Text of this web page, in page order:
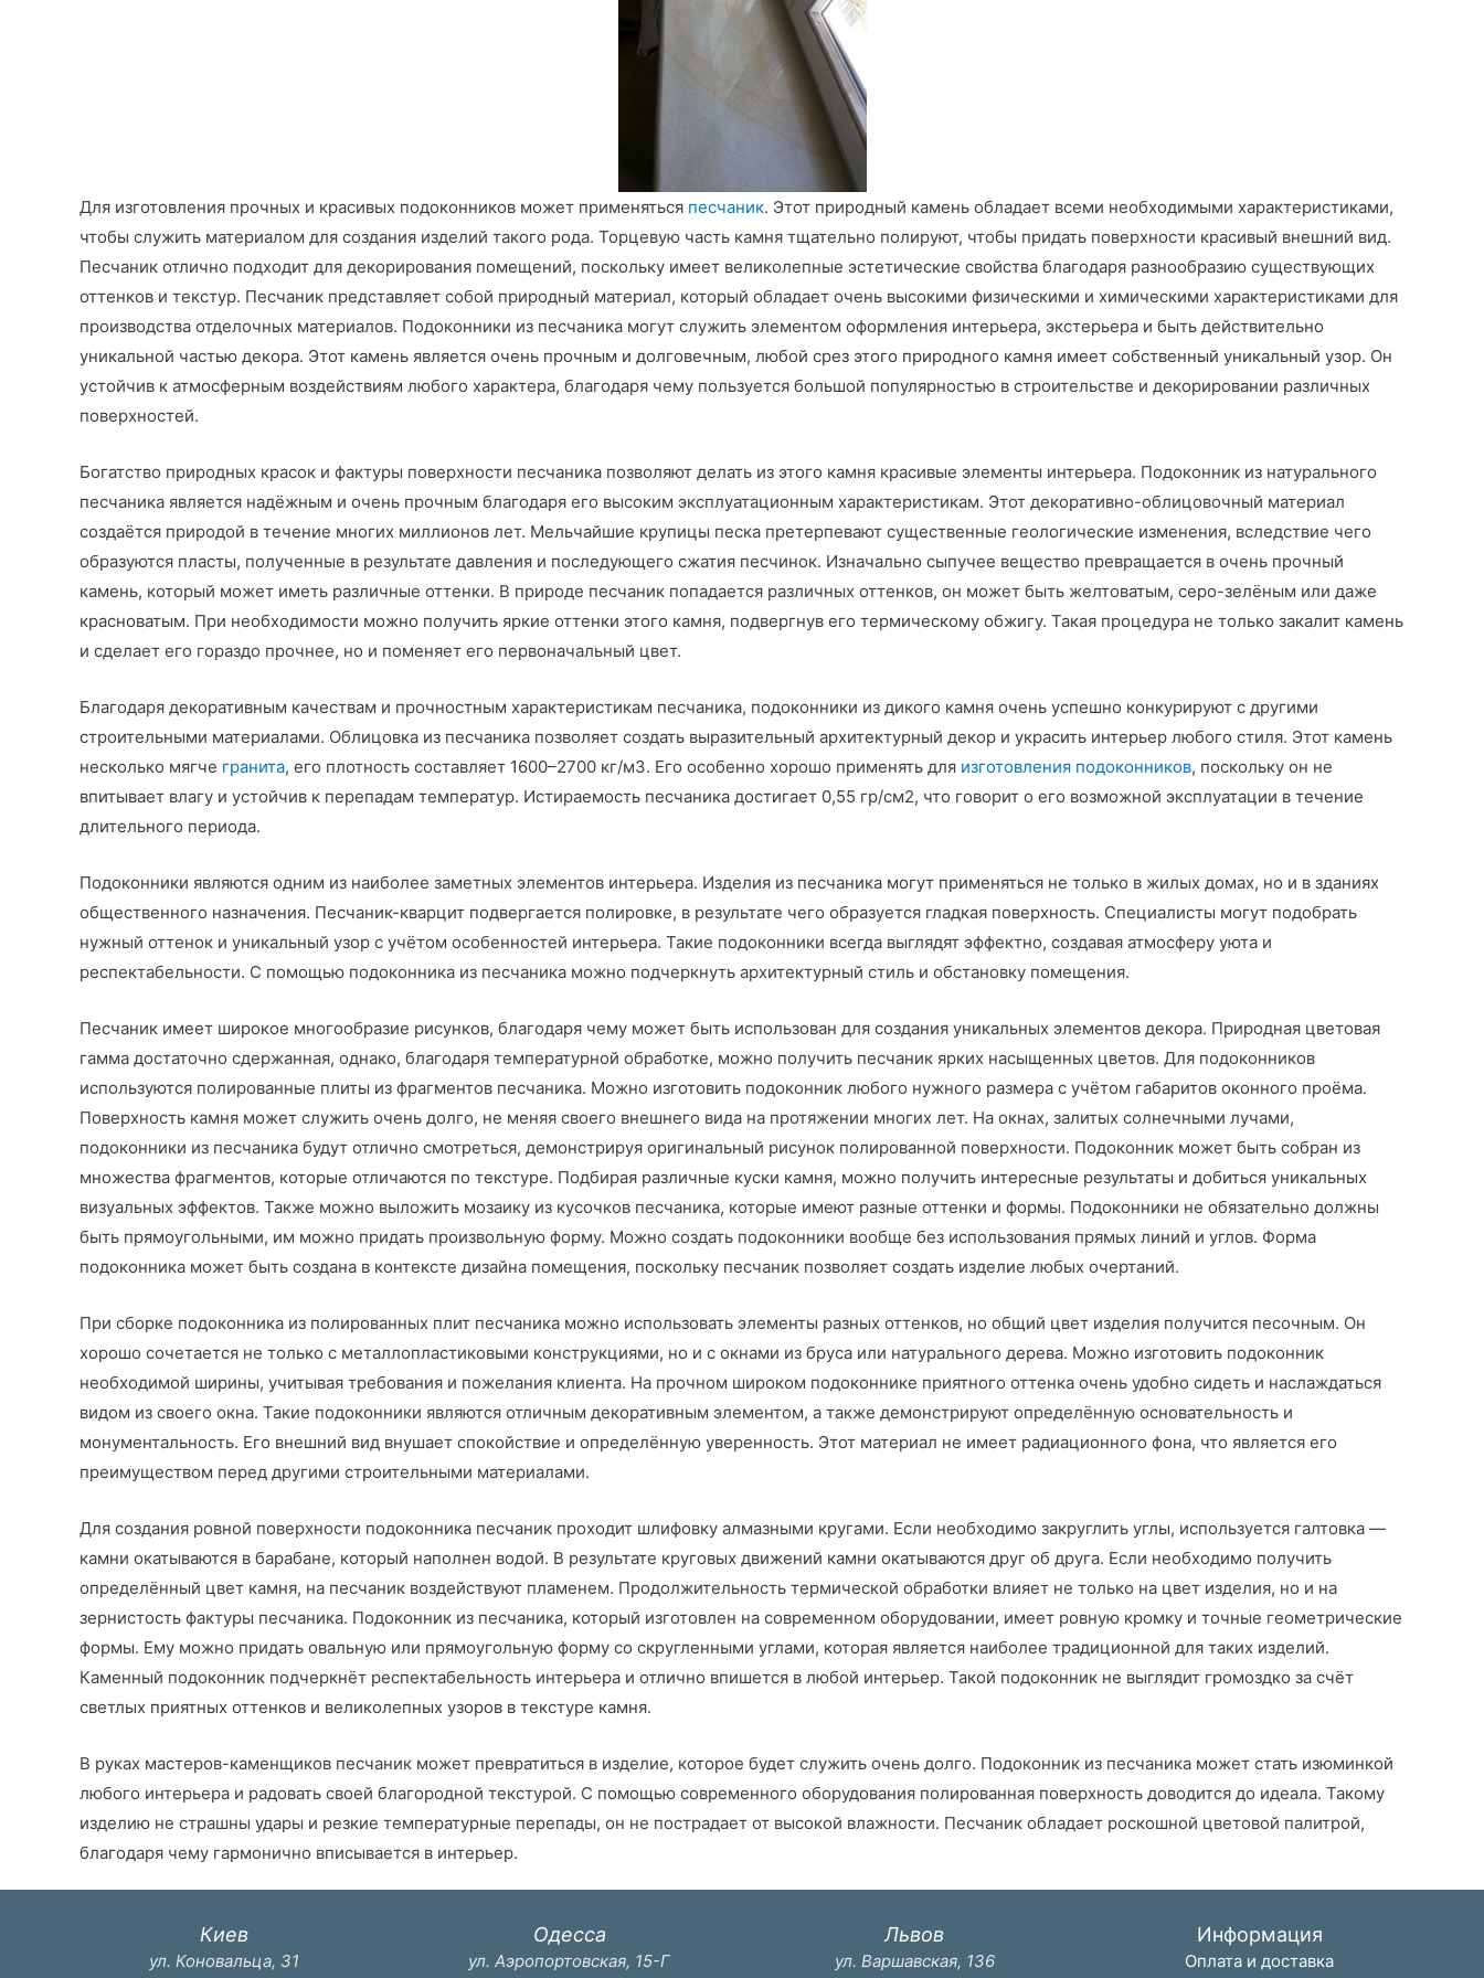
Для изготовления прочных и красивых подоконников может применяться песчаник. Этот природный камень обладает всеми необходимыми характеристиками,
чтобы служить материалом для создания изделий такого рода. Торцевую часть камня тщательно полируют, чтобы придать поверхности красивый внешний вид.
Песчаник отлично подходит для декорирования помещений, поскольку имеет великолепные эстетические свойства благодаря разнообразию существующих
оттенков и текстур. Песчаник представляет собой природный материал, который обладает очень высокими физическими и химическими характеристиками для
производства отделочных материалов. Подоконники из песчаника могут служить элементом оформления интерьера, экстерьера и быть действительно
уникальной частью декора. Этот камень является очень прочным и долговечным, любой срез этого природного камня имеет собственный уникальный узор. Он
устойчив к атмосферным воздействиям любого характера, благодаря чему пользуется большой популярностью в строительстве и декорировании различных
поверхностей.
Богатство природных красок и фактуры поверхности песчаника позволяют делать из этого камня красивые элементы интерьера. Подоконник из натурального
песчаника является надёжным и очень прочным благодаря его высоким эксплуатационным характеристикам. Этот декоративно-облицовочный материал
создаётся природой в течение многих миллионов лет. Мельчайшие крупицы песка претерпевают существенные геологические изменения, вследствие чего
образуются пласты, полученные в результате давления и последующего сжатия песчинок. Изначально сыпучее вещество превращается в очень прочный
камень, который может иметь различные оттенки. В природе песчаник попадается различных оттенков, он может быть желтоватым, серо-зелёным или даже
красноватым. При необходимости можно получить яркие оттенки этого камня, подвергнув его термическому обжигу. Такая процедура не только закалит камень
и сделает его гораздо прочнее, но и поменяет его первоначальный цвет.
Благодаря декоративным качествам и прочностным характеристикам песчаника, подоконники из дикого камня очень успешно конкурируют с другими
строительными материалами. Облицовка из песчаника позволяет создать выразительный архитектурный декор и украсить интерьер любого стиля. Этот камень
несколько мягче гранита, его плотность составляет 1600–2700 кг/м3. Его особенно хорошо применять для изготовления подоконников, поскольку он не
впитывает влагу и устойчив к перепадам температур. Истираемость песчаника достигает 0,55 гр/см2, что говорит о его возможной эксплуатации в течение
длительного периода.
Подоконники являются одним из наиболее заметных элементов интерьера. Изделия из песчаника могут применяться не только в жилых домах, но и в зданиях
общественного назначения. Песчаник-кварцит подвергается полировке, в результате чего образуется гладкая поверхность. Специалисты могут подобрать
нужный оттенок и уникальный узор с учётом особенностей интерьера. Такие подоконники всегда выглядят эффектно, создавая атмосферу уюта и
респектабельности. С помощью подоконника из песчаника можно подчеркнуть архитектурный стиль и обстановку помещения.
Песчаник имеет широкое многообразие рисунков, благодаря чему может быть использован для создания уникальных элементов декора. Природная цветовая
гамма достаточно сдержанная, однако, благодаря температурной обработке, можно получить песчаник ярких насыщенных цветов. Для подоконников
используются полированные плиты из фрагментов песчаника. Можно изготовить подоконник любого нужного размера с учётом габаритов оконного проёма.
Поверхность камня может служить очень долго, не меняя своего внешнего вида на протяжении многих лет. На окнах, залитых солнечными лучами,
подоконники из песчаника будут отлично смотреться, демонстрируя оригинальный рисунок полированной поверхности. Подоконник может быть собран из
множества фрагментов, которые отличаются по текстуре. Подбирая различные куски камня, можно получить интересные результаты и добиться уникальных
визуальных эффектов. Также можно выложить мозаику из кусочков песчаника, которые имеют разные оттенки и формы. Подоконники не обязательно должны
быть прямоугольными, им можно придать произвольную форму. Можно создать подоконники вообще без использования прямых линий и углов. Форма
подоконника может быть создана в контексте дизайна помещения, поскольку песчаник позволяет создать изделие любых очертаний.
При сборке подоконника из полированных плит песчаника можно использовать элементы разных оттенков, но общий цвет изделия получится песочным. Он
хорошо сочетается не только с металлопластиковыми конструкциями, но и с окнами из бруса или натурального дерева. Можно изготовить подоконник
необходимой ширины, учитывая требования и пожелания клиента. На прочном широком подоконнике приятного оттенка очень удобно сидеть и наслаждаться
видом из своего окна. Такие подоконники являются отличным декоративным элементом, а также демонстрируют определённую основательность и
монументальность. Его внешний вид внушает спокойствие и определённую уверенность. Этот материал не имеет радиационного фона, что является его
преимуществом перед другими строительными материалами.
Для создания ровной поверхности подоконника песчаник проходит шлифовку алмазными кругами. Если необходимо закруглить углы, используется галтовка —
камни окатываются в барабане, который наполнен водой. В результате круговых движений камни окатываются друг об друга. Если необходимо получить
определённый цвет камня, на песчаник воздействуют пламенем. Продолжительность термической обработки влияет не только на цвет изделия, но и на
зернистость фактуры песчаника. Подоконник из песчаника, который изготовлен на современном оборудовании, имеет ровную кромку и точные геометрические
формы. Ему можно придать овальную или прямоугольную форму со скругленными углами, которая является наиболее традиционной для таких изделий.
Каменный подоконник подчеркнёт респектабельность интерьера и отлично впишется в любой интерьер. Такой подоконник не выглядит громоздко за счёт
светлых приятных оттенков и великолепных узоров в текстуре камня.
В руках мастеров-каменщиков песчаник может превратиться в изделие, которое будет служить очень долго. Подоконник из песчаника может стать изюминкой
любого интерьера и радовать своей благородной текстурой. С помощью современного оборудования полированная поверхность доводится до идеала. Такому
изделию не страшны удары и резкие температурные перепады, он не пострадает от высокой влажности. Песчаник обладает роскошной цветовой палитрой,
благодаря чему гармонично вписывается в интерьер.
Киев
ул. Коновальца, 31
Одесса
ул. Аэропортовская, 15-Г
Львов
ул. Варшавская, 136
Информация
Оплата и доставка